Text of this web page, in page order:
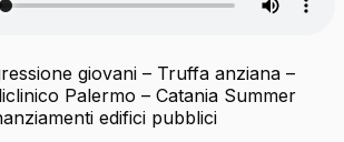
giovani – Truffa anziana –
Palermo – Catania Summer
edifici pubblici